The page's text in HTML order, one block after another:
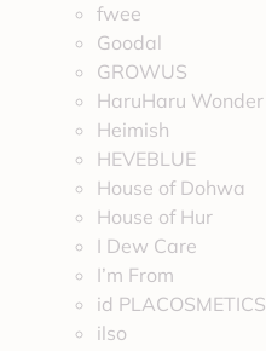
fwee
Goodal
GROWUS
HaruHaru Wonder
Heimish
HEVEBLUE
House of Dohwa
House of Hur
I Dew Care
I’m From
id PLACOSMETICS
ilso